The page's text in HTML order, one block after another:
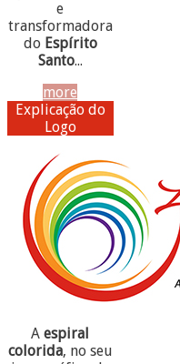
e
transformadora
do Espírito
Santo...
more
Explicação do
Logo
Aespiral
colorida, no seu